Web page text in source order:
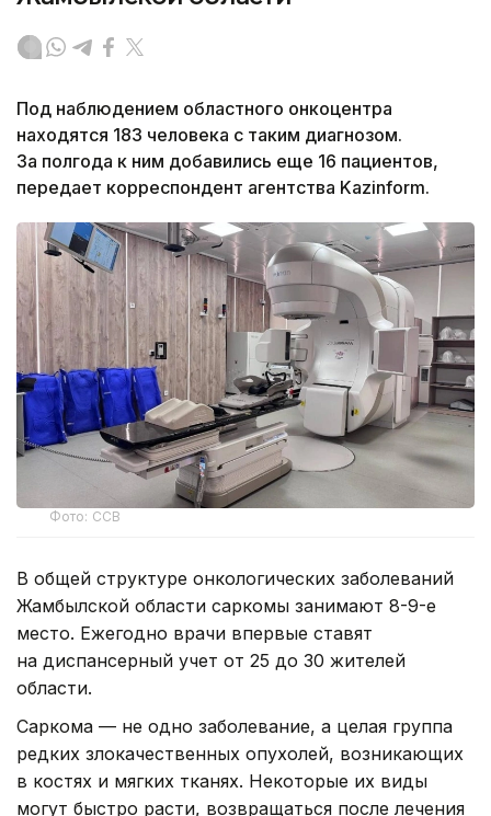
Под наблюдением областного онкоцентра
находятся 183 человека с таким диагнозом.
За полгода к ним добавились еще 16 пациентов,
передает корреспондент агентства Kazinform.
Фото: ССВ
В общей структуре онкологических заболеваний
Жамбылской области саркомы занимают 8-9-е
место. Ежегодно врачи впервые ставят
на диспансерный учет от 25 до 30 жителей
области.
Саркома — не одно заболевание, а целая группа
редких злокачественных опухолей, возникающих
в костях и мягких тканях. Некоторые их виды
могут быстро расти, возвращаться после лечения